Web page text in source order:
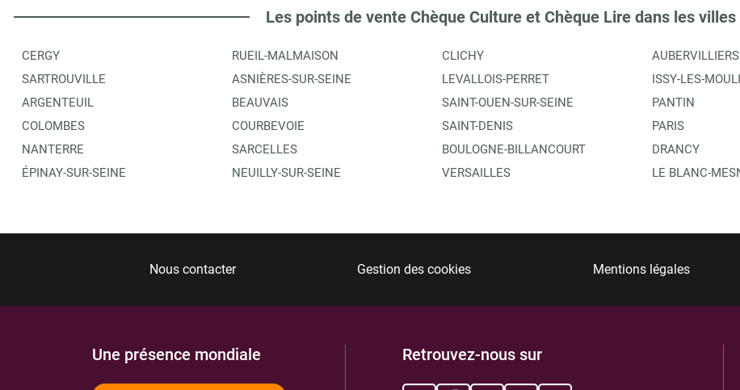
Les points de vente Chèque Culture et Chèque Lire dans les
CERGY
SARTROUVILLE
ARGENTEUIL
COLOMBES
NANTERRE
ÉPINAY-SUR-SEINE
RUEIL-MALMAISON
ASNIÈRES-SUR-SEINE
BEAUVAIS
COURBEVOIE
SARCELLES
NEUILLY-SUR-SEINE
CLICHY
LEVALLOIS-PERRET
SAINT-OUEN-SUR-SEINE
SAINT-DENIS
BOULOGNE-BILLANCOURT
VERSAILLES
AUBERVILLIERS
ISSY-LES-
PANTIN
PARIS
DRANCY
LE BLANC-
Nous contacter Gestion des cookies Mentions légales
Une présence mondiale Retrouvez-nous sur